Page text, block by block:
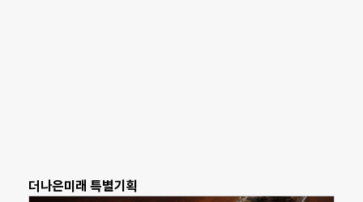
더나은미래 특별기획